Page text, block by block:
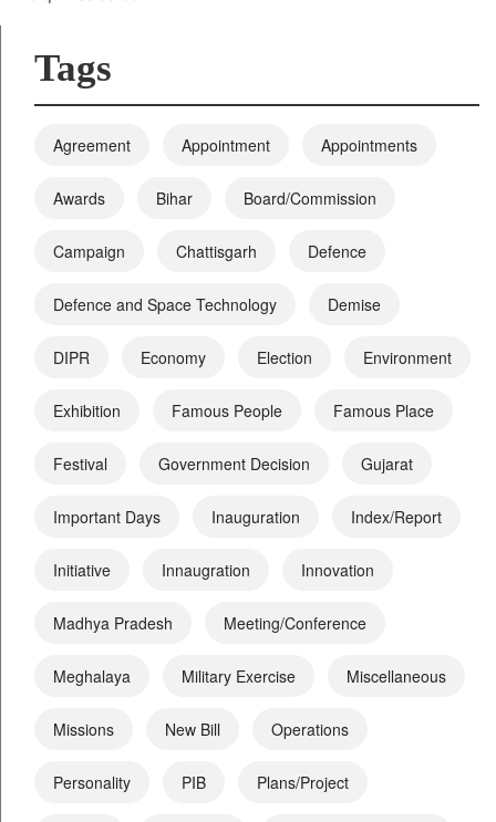
Tags
Agreement Appointment Appointments
Awards Bihar Board/Commission
Campaign Chattisgarh Defence
Defence and Space Technology Demise
DIPR Economy Election Environment
Exhibition Famous People Famous Place
Festival Government Decision Gujarat
Important Days Inauguration Index/Report
Initiative Innaugration Innovation
Madhya Pradesh Meeting/Conference
Meghalaya Military Exercise Miscellaneous
Missions New Bill Operations
Personality PIB Plans/Project